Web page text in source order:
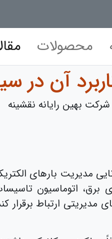
محصولات
آن در
بهین رایانه نقشینه
مدیریت بارهای
برق، اتوماسیون
مدیریتی ارتباط